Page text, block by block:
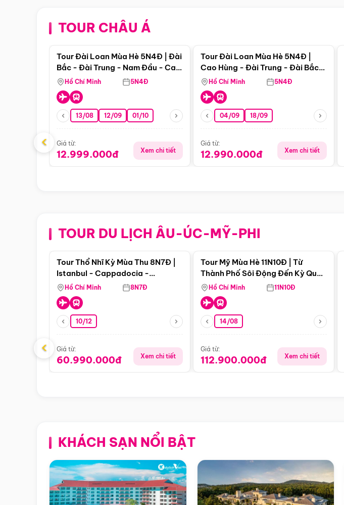
TOUR CHÂU ÁĐiểm nổi bật
Tour Đài Loan Mùa Hè 5N4Đ | Đài
Bắc - Đài Trung - Nam Đầu - Cao
Hùng ( Bay Vn)
Hồ Chí Minh 5N4Đ
13/08 12/09 01/10
Giá từ:
12.999.000đ Xem chi tiết
Tour Đài Loan Mùa Hè 5N4Đ |
Cao Hùng - Đài Trung - Đài Bắc
(Bay Vj)
Hồ Chí Minh 5N4Đ
04/09 18/09
Giá từ:
12.990.000đ Xem chi tiết
‹
TOUR DU LỊCH ÂU-ÚC-MỸ-PHI
Điểm nổi bật
Tour Thổ Nhĩ Kỳ Mùa Thu 8N7Đ |
Istanbul - Cappadocia -
Pamukkale
Hồ Chí Minh 8N7Đ
10/12
Giá từ:
60.990.000đ Xem chi tiết
Tour Mỹ Mùa Hè 11N10Đ | Từ
Thành Phố Sôi Động Đến Kỳ Quan
Thiên Nhiên Mỹ
Hồ Chí Minh 11N10Đ
14/08
Giá từ:
112.900.000đ Xem chi tiết
‹
KHÁCH SẠN NỔI BẬT